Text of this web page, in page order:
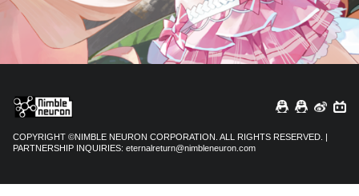
COPYRIGHT ©NIMBLE NEURON CORPORATION. ALL RIGHTS RESERVED. |
PARTNERSHIP INQUIRIES: eternalreturn@nimbleneuron.com